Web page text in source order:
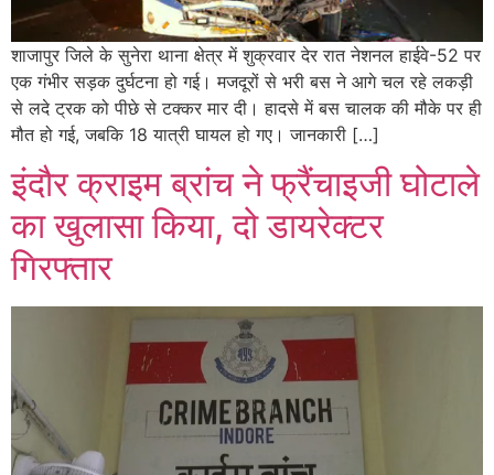
शाजापुर जिले के सुनेरा थाना क्षेत्र में शुक्रवार देर रात नेशनल हाईवे-52 पर
एक गंभीर सड़क दुर्घटना हो गई। मजदूरों से भरी बस ने आगे चल रहे लकड़ी
से लदे ट्रक को पीछे से टक्कर मार दी। हादसे में बस चालक की मौके पर ही
मौत हो गई, जबकि 18 यात्री घायल हो गए। जानकारी […]
इंदौर क्राइम ब्रांच ने फ्रैंचाइजी घोटाले
का खुलासा किया, दो डायरेक्टर
गिरफ्तार